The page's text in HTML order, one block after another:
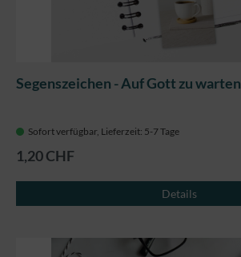
Segenszeichen - Auf Gott zu warten
Sofort verfügbar, Lieferzeit: 5-7 Tage
1,20 CHF
Details